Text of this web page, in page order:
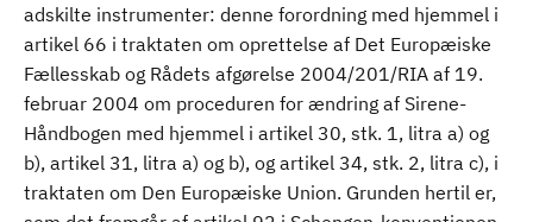
adskilte instrumenter: denne forordning med hjemmel i
artikel 66 i traktaten om oprettelse af Det Europæiske
Fællesskab og Rådets afgørelse 2004/201/RIA af 19.
februar 2004 om proceduren for ændring af Sirene-
Håndbogen med hjemmel i artikel 30, stk. 1, litra a) og
b), artikel 31, litra a) og b), og artikel 34, stk. 2, litra c), i
traktaten om Den Europæiske Union. Grunden hertil er,